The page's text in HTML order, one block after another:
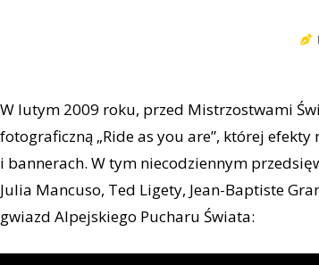
W lutym 2009 roku, przed Mistrzostwami
fotograficzną „Ride as you are”, której
i bannerach. W tym niecodziennym
Julia Mancuso, Ted Ligety, Jean-Baptiste
gwiazd Alpejskiego Pucharu Świata: